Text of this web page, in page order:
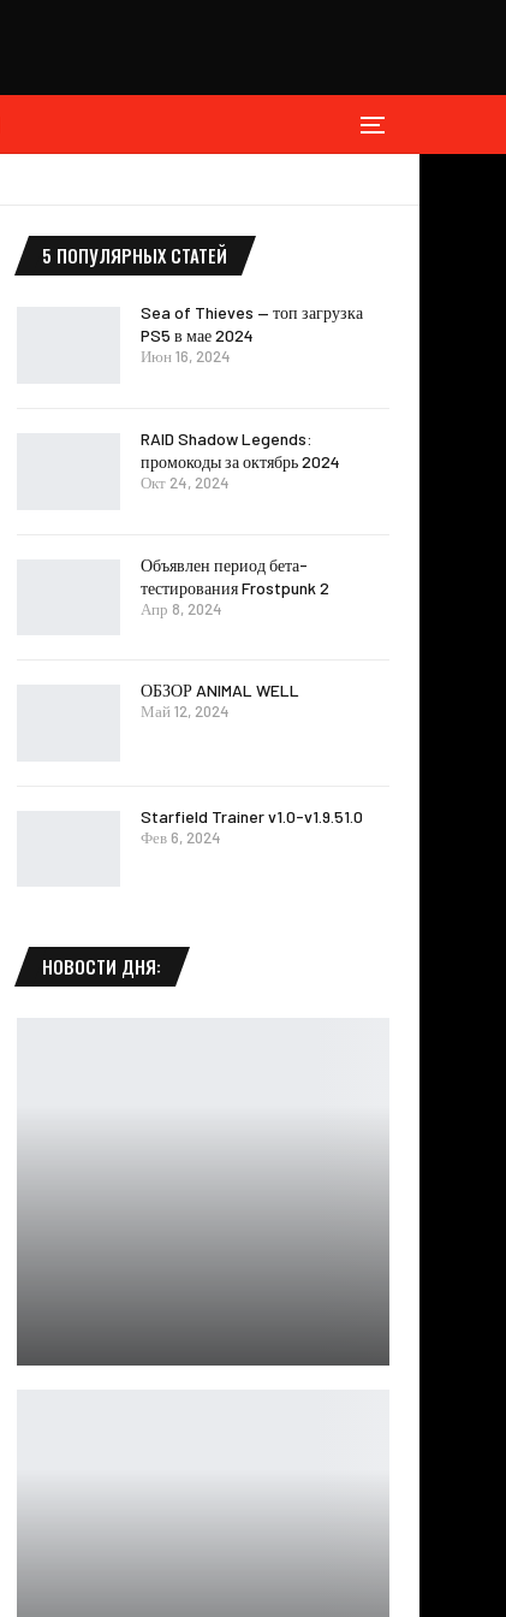
5 ПОПУЛЯРНЫХ СТАТЕЙ
Sea of Thieves — топ загрузка
PS5 в мае 2024
Июн 16, 2024
RAID Shadow Legends:
промокоды за октябрь 2024
Окт 24, 2024
Объявлен период бета-
тестирования Frostpunk 2
Апр 8, 2024
ОБЗОР ANIMAL WELL
Май 12, 2024
Starfield Trainer v1.0-v1.9.51.0
Фев 6, 2024
НОВОСТИ ДНЯ: